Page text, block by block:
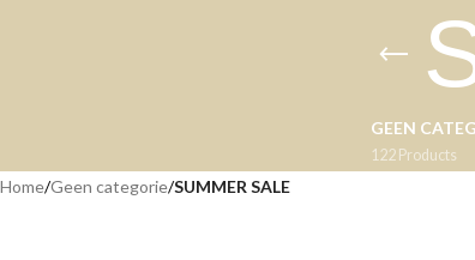
GEEN
122 Products
Home/Geen categorie/SUMMER SALE